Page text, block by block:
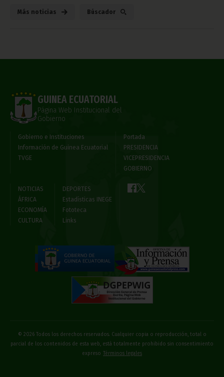
Más noticias Búscador
GUINEA ECUATORIAL
Página Web Institucional del
Gobierno
Gobierno e Instituciones
Información de Guinea Ecuatorial
TVGE
Portada
PRESIDENCIA
VICEPRESIDENCIA
GOBIERNO
NOTICIAS
ÁFRICA
ECONOMÍA
CULTURA
DEPORTES
Estadísticas INEGE
Fototeca
Links
© 2026 Todos los derechos reservados. Cualquier copia o reproducción, total o
parcial de los contenidos de esta web, está totalmente prohibido sin consentimiento
expreso
Términos legales